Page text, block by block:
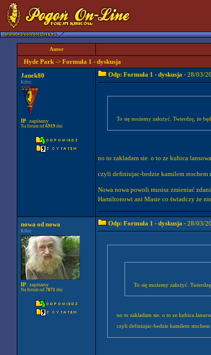
Autor
Hyde Park -> Formuła 1 - dyskusja
Janek80
Kibic
IP: zapisany
Na forum od 6919 dni
Odp: Formuła 1 - dyskusja - 28/03/
To się możemy założyć. Twierdzę, że
no to zakladam sie. o to ze kubica
czyli definiujac-bedzie kamilem stochem
Nowa nowa powoli musisz zmieniać
Hamiltonowi ani Masie co świadczy że nie
nowa od nowa
Kibic
IP: zapisany
Na forum od 7071 dni
Odp: Formuła 1 - dyskusja - 28/03/
To się możemy założyć.
no to zakladam sie. o to ze kubica
czyli definiujac-bedzie kamilem